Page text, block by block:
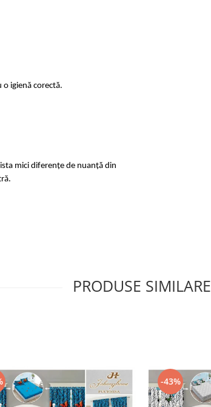
igienă corectă.
mici diferențe de nuanță din
PRODUSE SIMILARE
-43%